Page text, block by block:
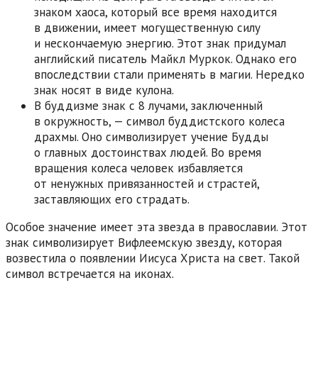
знаком хаоса, который все время находится
в движении, имеет могущественную силу
и нескончаемую энергию. Этот знак придумал
английский писатель Майкл Муркок. Однако его
впоследствии стали применять в магии. Нередко
знак носят в виде кулона.
В буддизме знак с 8 лучами, заключенный
в окружность, — символ буддистского колеса
драхмы. Оно символизирует учение Будды
о главных достоинствах людей. Во время
вращения колеса человек избавляется
от ненужных привязанностей и страстей,
заставляющих его страдать.
Особое значение имеет эта звезда в православии. Этот
знак символизирует Вифлеемскую звезду, которая
возвестила о появлении Иисуса Христа на свет. Такой
символ встречается на иконах.